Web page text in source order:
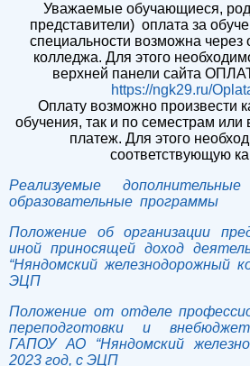
Уважаемые обучающиеся,
представители) оплата за
специальности возможна
колледжа. Для этого
верхней панели сайта
https://ngk29.ru/
Оплату возможно произвести
обучения, так и по семестрам
платеж. Для этого
соответствующую
Реализуемые дополнительные
образовательные программы
Положение об организации
иной приносящей доход
“Няндомский железнодорожный
ЭЦП
Положение от отделе
переподготовки и
ГАПОУ АО “Няндомский
2023 год, с ЭЦП